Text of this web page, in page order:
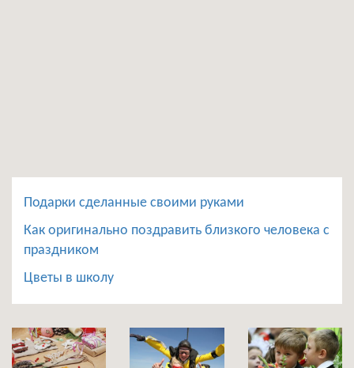
Подарки сделанные своими руками
Как оригинально поздравить близкого человека с
праздником
Цветы в школу